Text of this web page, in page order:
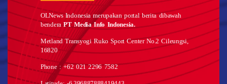
OLNews Indonesia merupakan portal berita dibawah
benderaPT Media Info Indonesia.
Metland Transyogi Ruko Sport Center No.2 Cileungsi,
16820
Phone : +62 021 2296 7582